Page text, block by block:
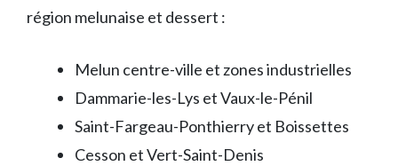
région melunaise et dessert :
Melun centre-ville et zones industrielles
Dammarie-les-Lys et Vaux-le-Pénil
Saint-Fargeau-Ponthierry et Boissettes
Cesson et Vert-Saint-Denis